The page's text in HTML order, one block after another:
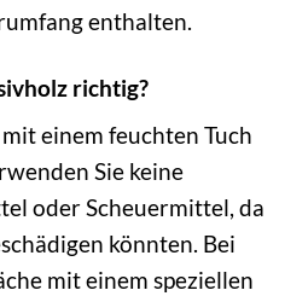
enthalten.
richtig?
einem feuchten Tuch
Sie keine
oder Scheuermittel, da
könnten. Bei
mit einem speziellen